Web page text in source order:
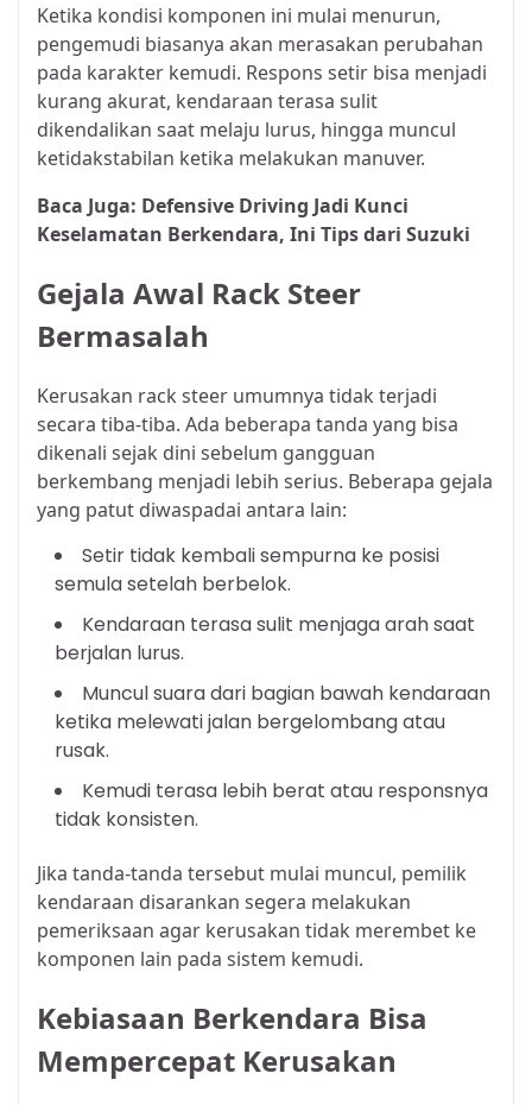
Ketika kondisi komponen ini mulai menurun,
pengemudi biasanya akan merasakan perubahan
pada karakter kemudi. Respons setir bisa menjadi
kurang akurat, kendaraan terasa sulit
dikendalikan saat melaju lurus, hingga muncul
ketidakstabilan ketika melakukan manuver.
Baca Juga: Defensive Driving Jadi Kunci
Keselamatan Berkendara, Ini Tips dari Suzuki
Gejala Awal Rack Steer
Bermasalah
Kerusakan rack steer umumnya tidak terjadi
secara tiba-tiba. Ada beberapa tanda yang bisa
dikenali sejak dini sebelum gangguan
berkembang menjadi lebih serius. Beberapa gejala
yang patut diwaspadai antara lain:
Setir tidak kembali sempurna ke posisi
semula setelah berbelok.
Kendaraan terasa sulit menjaga arah saat
berjalan lurus.
Muncul suara dari bagian bawah kendaraan
ketika melewati jalan bergelombang atau
rusak.
Kemudi terasa lebih berat atau responsnya
tidak konsisten.
Jika tanda-tanda tersebut mulai muncul, pemilik
kendaraan disarankan segera melakukan
pemeriksaan agar kerusakan tidak merembet ke
komponen lain pada sistem kemudi.
Kebiasaan Berkendara Bisa
Mempercepat Kerusakan